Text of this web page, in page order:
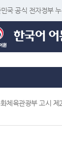
국 공식 전자정부
체육관광부 고시